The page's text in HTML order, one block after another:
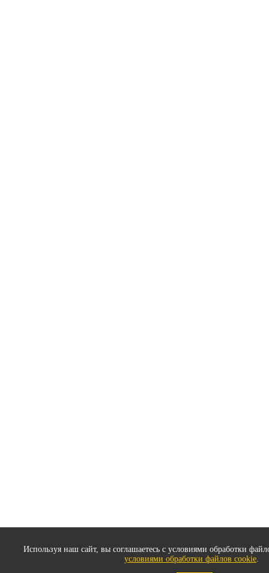
Используя наш сайт, вы соглашаетесь с условиями обработки
условиями обработки файлов cookie.